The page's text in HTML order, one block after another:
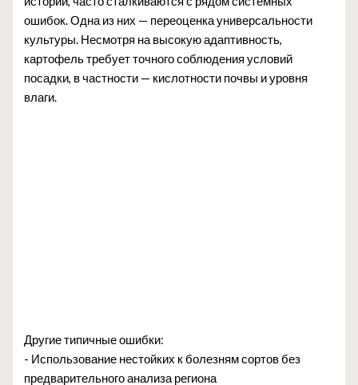
ошибок. Одна из них — переоценка универсальности
культуры. Несмотря на высокую адаптивность,
картофель требует точного соблюдения условий
посадки, в частности — кислотности почвы и уровня
влаги.
Другие типичные ошибки:
- Использование нестойких к болезням сортов без
предварительного анализа региона